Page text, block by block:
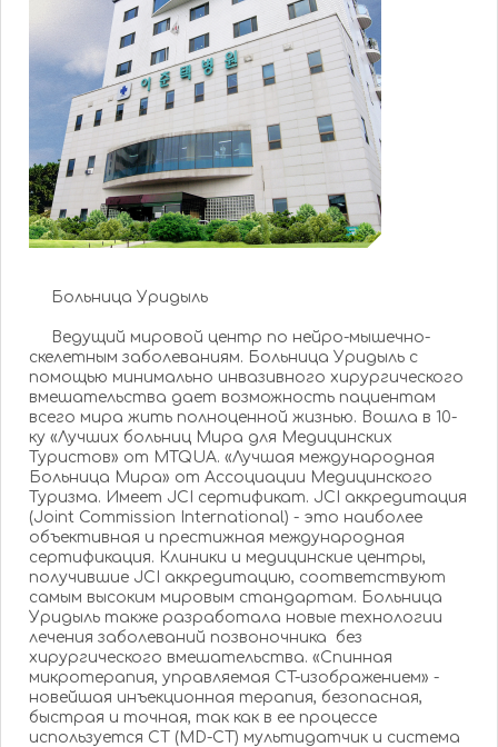
Больница Уридыль
Ведущий мировой центр по нейро-мышечно-
скелетным заболеваниям. Больница Уридыль с
помощью минимально инвазивного хирургического
вмешательства дает возможность пациентам
всего мира жить полноценной жизнью. Вошла в 10-
ку «Лучших больниц Мира для Медицинских
Туристов» от MTQUA. «Лучшая международная
Больница Мира» от Ассоциации Медицинского
Туризма. Имеет JCI сертификат. JCI аккредитация
(Joint Commission International) - это наиболее
объективная и престижная международная
сертификация. Клиники и медицинские центры,
получившие JCI аккредитацию, соответствуют
самым высоким мировым стандартам. Больница
Уридыль также разработала новые технологии
лечения заболеваний позвоночника без
хирургического вмешательства. «Спинная
микротерапия, управляемая CT-изображением» -
новейшая инъекционная терапия, безопасная,
быстрая и точная, так как в ее процессе
используется CT (MD-CT) мультидатчик и система